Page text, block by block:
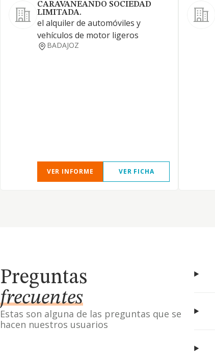
CARAVANEANDO SOCIEDAD
LIMITADA.
el alquiler de automóviles y
vehículos de motor ligeros
BADAJOZ
VER INFORME VER FICHA
Preguntas
frecuentes
Estas son alguna de las preguntas que se
hacen nuestros usuarios